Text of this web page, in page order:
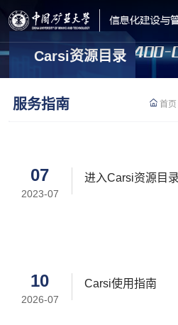
Carsi资源目录
服务指南 首页
07
2023-07
进入Carsi资源目录
10
2026-07
Carsi使用指南